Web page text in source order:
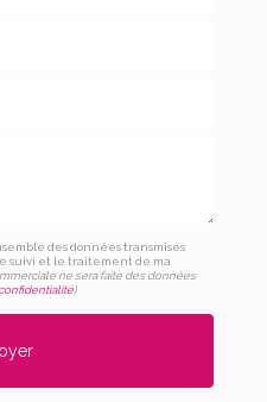
des données transmises
suivi et le traitement de ma
ne sera faite des données
)